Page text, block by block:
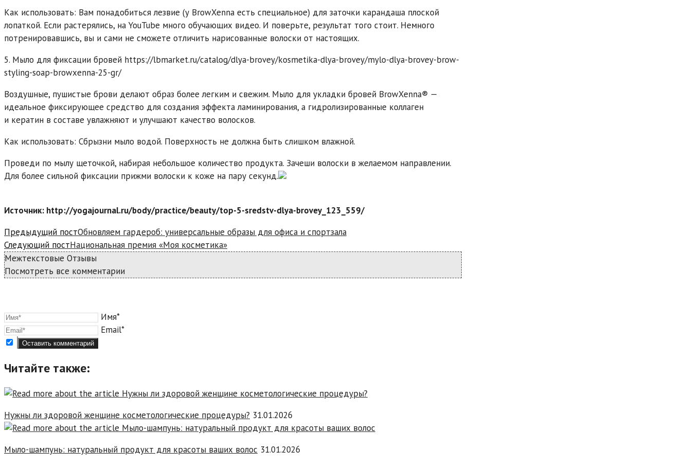
Как использовать: Вам понадобиться лезвие (у BrowXenna есть специальное) для заточки карандаша плоской
лопаткой. Если растерялись, на YouTube много обучающих видео. И поверьте, результат того стоит. Немного
потренировавшись, вы и сами не сможете отличить нарисованные волоски от настоящих.
5. Мыло для фиксации бровей https://lbmarket.ru/catalog/dlya-brovey/kosmetika-dlya-brovey/mylo-dlya-brovey-brow-
styling-soap-browxenna-25-gr/
Воздушные, пушистые брови делают образ более легким и свежим. Мыло для укладки бровей BrowXenna® —
идеальное фиксирующее средство для создания эффекта ламинирования, а гидролизированные коллаген
и кератин в составе увлажняют и улучшают качество волосков.
Как использовать: Сбрызни мыло водой. Поверхность не должна быть слишком влажной.
Проведи по мылу щеточкой, набирая небольшое количество продукта. Зачеши волоски в желаемом направлении.
Для более сильной фиксации прижми волоски к коже на пару секунд.
Источник: http://yogajournal.ru/body/practice/beauty/top-5-sredstv-dlya-brovey_123_559/
Read
more
articles
Предыдущий постОбновляем гардероб: универсальные образы для офиса и спортзала
Следующий постНациональная премия «Моя косметика»
Межтекстовые Отзывы
Посмотреть все комментарии
Имя*
Email*
Читайте также:
Нужны ли здоровой женщине косметологические процедуры? 31.01.2026
Мыло-шампунь: натуральный продукт для красоты ваших волос 31.01.2026